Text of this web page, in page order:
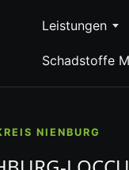
Leistungen
Schadstoffe
NIENBURG